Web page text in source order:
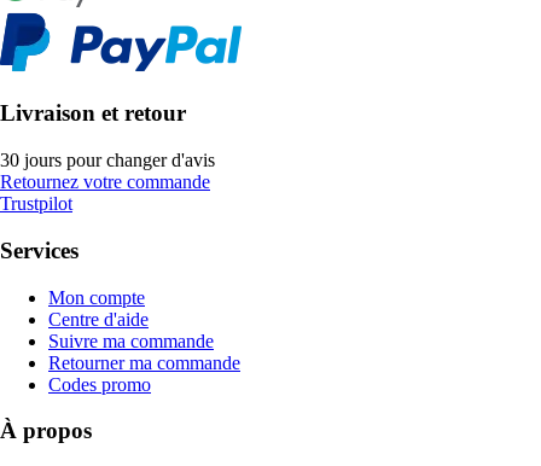
Livraison et retour
30 jours pour changer d'avis
Retournez votre commande
Trustpilot
Services
Mon compte
Centre d'aide
Suivre ma commande
Retourner ma commande
Codes promo
À propos